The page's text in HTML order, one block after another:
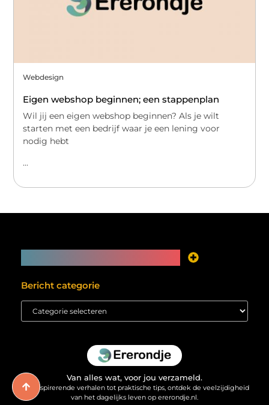
Webdesign
Eigen webshop beginnen; een stappenplan
Wil jij een eigen webshop beginnen? Als je wilt
starten met een bedrijf waar je een lening voor
nodig hebt
...
Bericht categorie
Van alles wat, voor jou verzameld.
Van inspirerende verhalen tot praktische tips, ontdek de veelzijdigheid
van het dagelijks leven op ererondje.nl.